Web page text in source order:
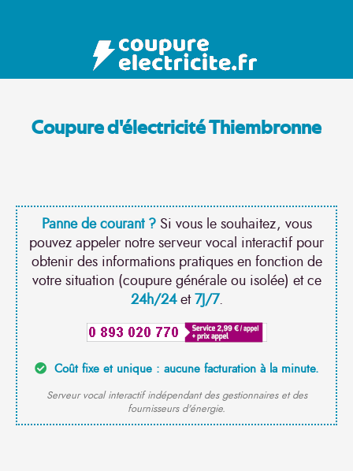
Coupure d'électricité Thiembronne
Panne de courant ?Si vous le souhaitez, vous
pouvez appeler notre serveur vocal interactif pour
obtenir des informations pratiques en fonction de
votre situation (coupure générale ou isolée) et ce
24h/24et7J/7.
Coût fixe et unique : aucune facturation à la minute.
Serveur vocal interactif indépendant des gestionnaires et des
fournisseurs d'énergie.